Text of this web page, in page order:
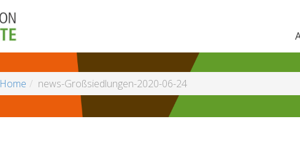
Home news-Großsiedlungen-2020-06-24